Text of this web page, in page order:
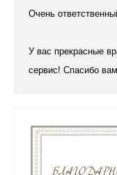
Очень
У вас прекрасные
сервис! Спасибо